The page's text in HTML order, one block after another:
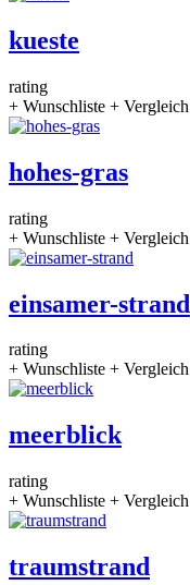
kueste
rating
+ Wunschliste + Vergleich
hohes-gras
rating
+ Wunschliste + Vergleich
einsamer-strand
rating
+ Wunschliste + Vergleich
meerblick
rating
+ Wunschliste + Vergleich
traumstrand